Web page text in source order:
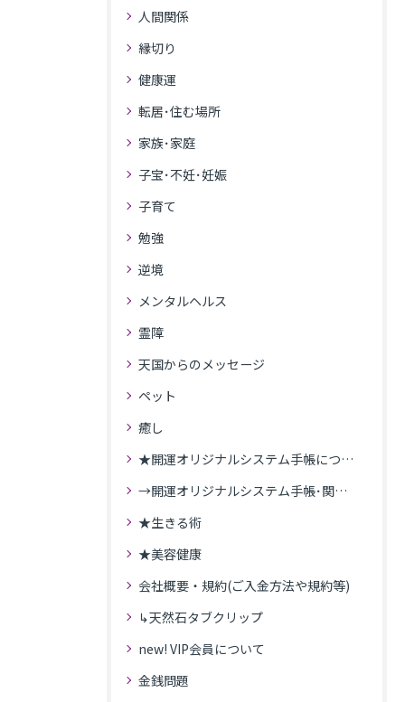
人間関係
縁切り
健康運
転居･住む場所
家族･家庭
子宝･不妊･妊娠
子育て
勉強
逆境
メンタルヘルス
霊障
天国からのメッセージ
ペット
癒し
★開運オリジナルシステム手帳について
→開運オリジナルシステム手帳･関連記事
★生きる術
★美容健康
会社概要・規約(ご入金方法や規約等)
↳天然石タブクリップ
new! VIP会員について
金銭問題